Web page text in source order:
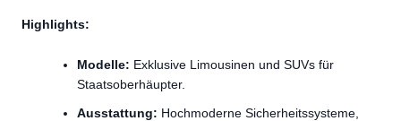
Highlights:
Modelle: Exklusive Limousinen und SUVs für
Staatsoberhäupter.
Ausstattung: Hochmoderne Sicherheitssysteme,